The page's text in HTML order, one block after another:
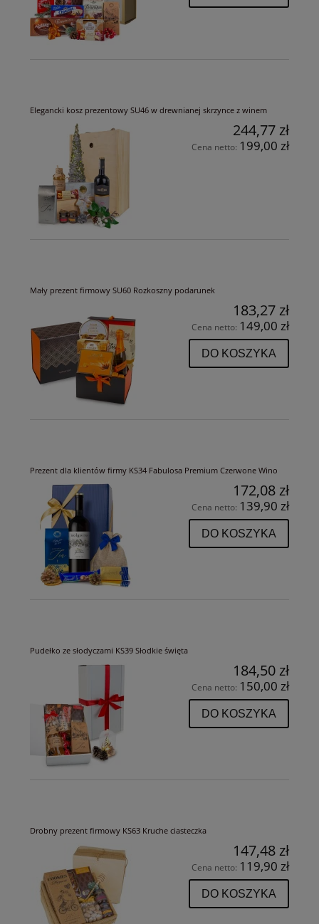
Elegancki kosz prezentowy SU46 w drewnianej skrzynce z winem
244,77 zł
Cena netto: 199,00 zł
Mały prezent firmowy SU60 Rozkoszny podarunek
183,27 zł
Cena netto: 149,00 zł
DO KOSZYKA
Prezent dla klientów firmy KS34 Fabulosa Premium Czerwone Wino
172,08 zł
Cena netto: 139,90 zł
DO KOSZYKA
Pudełko ze słodyczami KS39 Słodkie święta
184,50 zł
Cena netto: 150,00 zł
DO KOSZYKA
Drobny prezent firmowy KS63 Kruche ciasteczka
147,48 zł
Cena netto: 119,90 zł
DO KOSZYKA